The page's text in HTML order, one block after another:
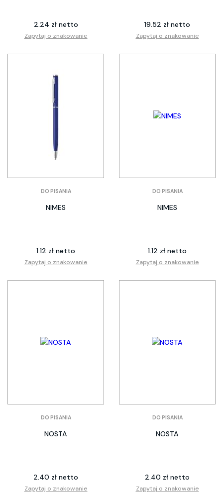
2.24 zł netto
Zapytaj o znakowanie
19.52 zł netto
Zapytaj o znakowanie
DO PISANIA
NIMES
1.12 zł netto
Zapytaj o znakowanie
DO PISANIA
NIMES
1.12 zł netto
Zapytaj o znakowanie
DO PISANIA
NOSTA
2.40 zł netto
Zapytaj o znakowanie
DO PISANIA
NOSTA
2.40 zł netto
Zapytaj o znakowanie